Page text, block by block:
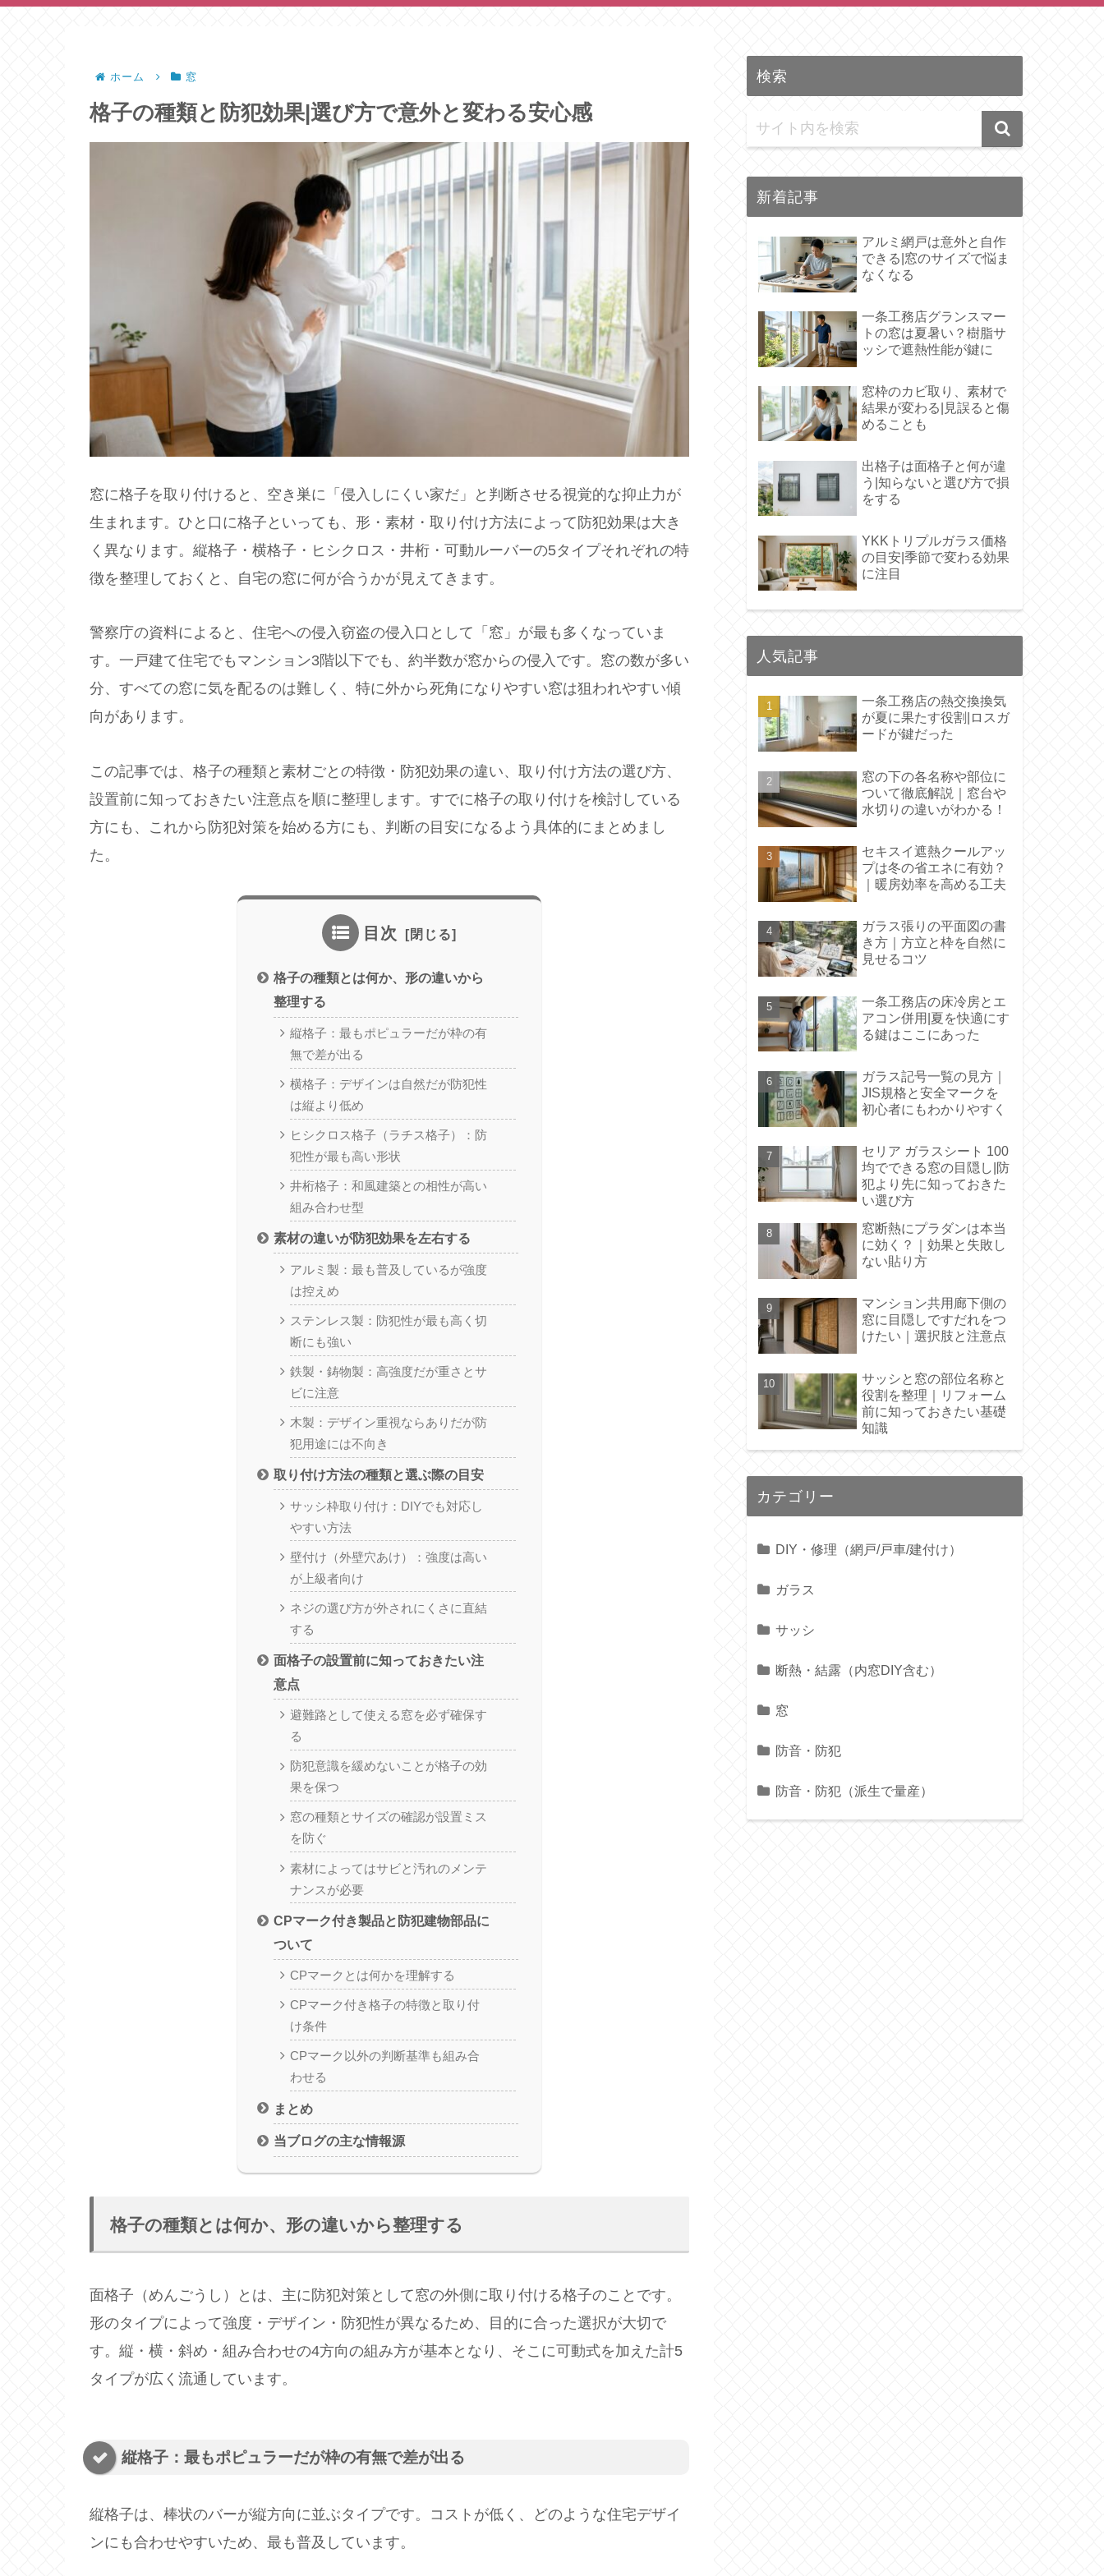
ホーム 窓
格子の種類と防犯効果|選び方で意外と変わる安心感
窓に格子を取り付けると、空き巣に「侵入しにくい家だ」と判断させる視覚的な抑止力が
生まれます。ひと口に格子といっても、形・素材・取り付け方法によって防犯効果は大き
く異なります。縦格子・横格子・ヒシクロス・井桁・可動ルーバーの5タイプそれぞれの特
徴を整理しておくと、自宅の窓に何が合うかが見えてきます。
警察庁の資料によると、住宅への侵入窃盗の侵入口として「窓」が最も多くなっていま
す。一戸建て住宅でもマンション3階以下でも、約半数が窓からの侵入です。窓の数が多い
分、すべての窓に気を配るのは難しく、特に外から死角になりやすい窓は狙われやすい傾
向があります。
この記事では、格子の種類と素材ごとの特徴・防犯効果の違い、取り付け方法の選び方、
設置前に知っておきたい注意点を順に整理します。すでに格子の取り付けを検討している
方にも、これから防犯対策を始める方にも、判断の目安になるよう具体的にまとめまし
た。
目次
格子の種類とは何か、形の違いから
整理する
縦格子：最もポピュラーだが枠の有
無で差が出る
横格子：デザインは自然だが防犯性
は縦より低め
ヒシクロス格子（ラチス格子）：防
犯性が最も高い形状
井桁格子：和風建築との相性が高い
組み合わせ型
素材の違いが防犯効果を左右する
アルミ製：最も普及しているが強度
は控えめ
ステンレス製：防犯性が最も高く切
断にも強い
鉄製・鋳物製：高強度だが重さとサ
ビに注意
木製：デザイン重視ならありだが防
犯用途には不向き
取り付け方法の種類と選ぶ際の目安
サッシ枠取り付け：DIYでも対応し
やすい方法
壁付け（外壁穴あけ）：強度は高い
が上級者向け
ネジの選び方が外されにくさに直結
する
面格子の設置前に知っておきたい注
意点
避難路として使える窓を必ず確保す
る
防犯意識を緩めないことが格子の効
果を保つ
窓の種類とサイズの確認が設置ミス
を防ぐ
素材によってはサビと汚れのメンテ
ナンスが必要
CPマーク付き製品と防犯建物部品に
ついて
CPマークとは何かを理解する
CPマーク付き格子の特徴と取り付
け条件
CPマーク以外の判断基準も組み合
わせる
まとめ
当ブログの主な情報源
格子の種類とは何か、形の違いから整理する
面格子（めんごうし）とは、主に防犯対策として窓の外側に取り付ける格子のことです。
形のタイプによって強度・デザイン・防犯性が異なるため、目的に合った選択が大切で
す。縦・横・斜め・組み合わせの4方向の組み方が基本となり、そこに可動式を加えた計5
タイプが広く流通しています。
縦格子：最もポピュラーだが枠の有無で差が出る
縦格子は、棒状のバーが縦方向に並ぶタイプです。コストが低く、どのような住宅デザイ
ンにも合わせやすいため、最も普及しています。
検索
新着記事
アルミ網戸は意外と自作
できる|窓のサイズで悩ま
なくなる
一条工務店グランスマー
トの窓は夏暑い？樹脂サ
ッシで遮熱性能が鍵に
窓枠のカビ取り、素材で
結果が変わる|見誤ると傷
めることも
出格子は面格子と何が違
う|知らないと選び方で損
をする
YKKトリプルガラス価格
の目安|季節で変わる効果
に注目
人気記事
一条工務店の熱交換換気
が夏に果たす役割|ロスガ
ードが鍵だった
窓の下の各名称や部位に
ついて徹底解説｜窓台や
水切りの違いがわかる！
セキスイ遮熱クールアッ
プは冬の省エネに有効？
｜暖房効率を高める工夫
ガラス張りの平面図の書
き方｜方立と枠を自然に
見せるコツ
一条工務店の床冷房とエ
アコン併用|夏を快適にす
る鍵はここにあった
ガラス記号一覧の見方｜
JIS規格と安全マークを
初心者にもわかりやすく
セリア ガラスシート 100
均でできる窓の目隠し|防
犯より先に知っておきた
い選び方
窓断熱にプラダンは本当
に効く？｜効果と失敗し
ない貼り方
マンション共用廊下側の
窓に目隠しですだれをつ
けたい｜選択肢と注意点
サッシと窓の部位名称と
役割を整理｜リフォーム
前に知っておきたい基礎
知識
カテゴリー
DIY・修理（網戸/戸車/建付け）
ガラス
サッシ
断熱・結露（内窓DIY含む）
窓
防音・防犯
防音・防犯（派生で量産）